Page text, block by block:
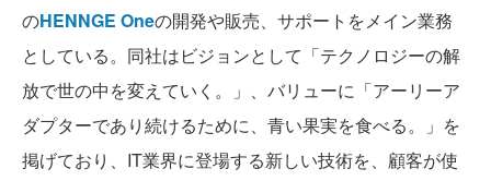
のHENNGE Oneの開発や販売、サポートをメイン業務
としている。同社はビジョンとして「テクノロジーの解
放で世の中を変えていく。」、バリューに「アーリーア
ダプターであり続けるために、青い果実を食べる。」を
掲げており、IT業界に登場する新しい技術を、顧客が使